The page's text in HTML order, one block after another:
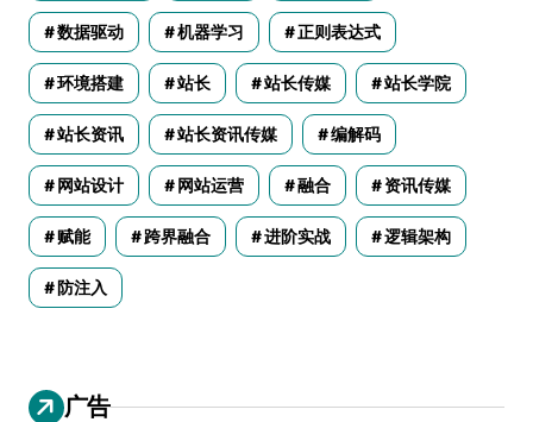
数据驱动 机器学习 正则表达式
环境搭建 站长 站长传媒 站长学院
站长资讯 站长资讯传媒 编解码
网站设计 网站运营 融合 资讯传媒
赋能 跨界融合 进阶实战 逻辑架构
防注入
广告